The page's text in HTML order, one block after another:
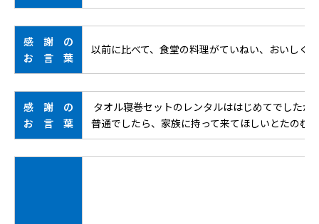
感 謝 の
お 言 葉
以前に比べて、食堂の料理がていねい、おいしく
感 謝 の
お 言 葉
タオル寝巻セットのレンタルははじめてでした
普通でしたら、家族に持って来てほしいとたのむ